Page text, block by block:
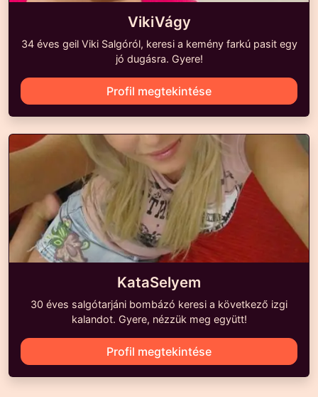
VikiVágy
34 éves geil Viki Salgóról, keresi a kemény farkú pasit egy
jó dugásra. Gyere!
Profil megtekintése
KataSelyem
30 éves salgótarjáni bombázó keresi a következő izgi
kalandot. Gyere, nézzük meg együtt!
Profil megtekintése